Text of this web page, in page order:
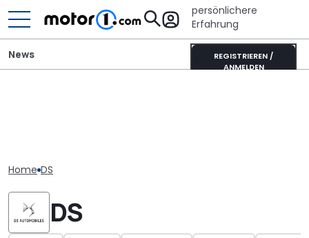
persönlichere
Erfahrung
REGISTRIEREN /
ANMELDEN
News
Home DS
DS